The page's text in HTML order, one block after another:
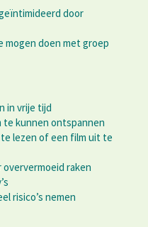
door
doen met groep
in vrije tijd
te kunnen ontspannen
lezen of een film uit te
raken
risico’s nemen